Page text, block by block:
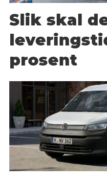
Slik skal
prosent